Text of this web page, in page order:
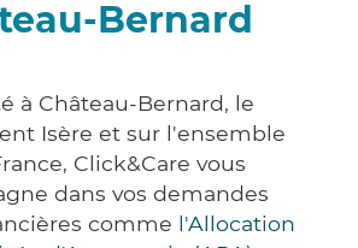
Bernard
à Château-Bernard, le
Isère et sur l'ensemble
Click&Care vous
dans vos demandes
comme l'Allocation